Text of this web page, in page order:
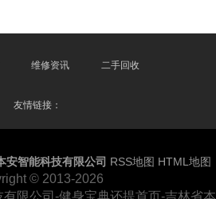
维修资讯 二手回收
友情链接：
安智能科技有限公司 RSS地图 HTML地图
© 2013-2026
限公司-健身宝典还提首页-吉林省本